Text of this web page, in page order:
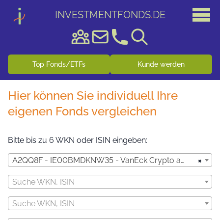
INVESTMENTFONDS.DE
Top Fonds/ETFs Kunde werden
Hier können Sie individuell Ihre
eigenen Fonds vergleichen
Bitte bis zu 6 WKN oder ISIN eingeben:
×
A2QQ8F - IE00BMDKNW35 - VanEck Crypto and Blockchain Innovators UCITS ETF USD A
Suche WKN, ISIN
Suche WKN, ISIN